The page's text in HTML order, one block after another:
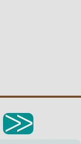
>>